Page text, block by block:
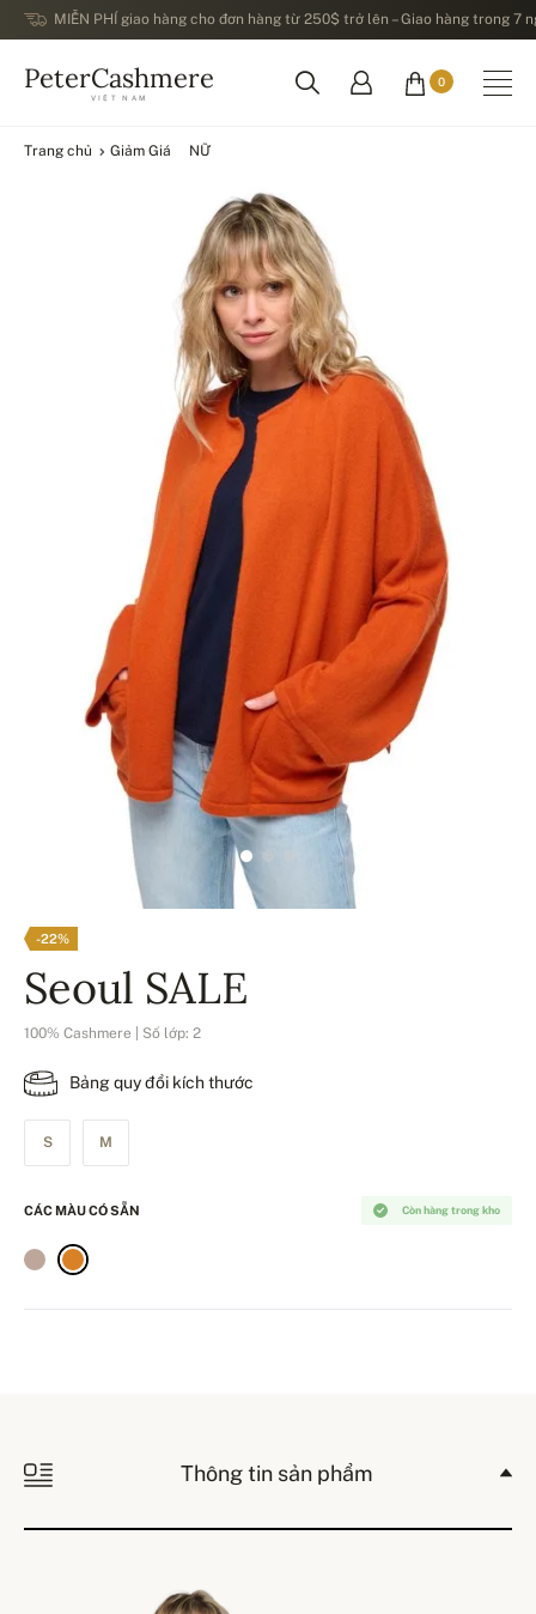
MIỄN PHÍ giao hàng cho đơn hàng từ 250$ trở lên – Giao hàng trong 7
PeterCashmere
VIỆT NAM
0
Trang chủ Giảm Giá NỮ
-22%
Seoul SALE
100% Cashmere | Số lớp: 2
Bảng quy đổi kích thước
S M
Còn hàng trong kho
CÁC MÀU CÓ SẴN
Thông tin sản phẩm